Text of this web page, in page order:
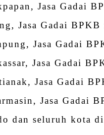
Jasa Gadai
Jasa Gadai
Jasa Gadai
Jasa Gadai
Jasa Gadai
Jasa Gadai
dan seluruh kota